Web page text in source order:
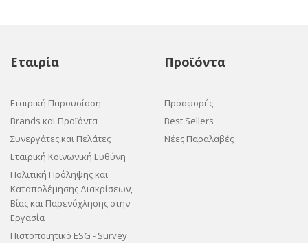
Εταιρία
Εταιρική Παρουσίαση
Brands και Προϊόντα
Συνεργάτες και Πελάτες
Εταιρική Κοινωνική Ευθύνη
Πολιτική Πρόληψης και
Καταπολέμησης Διακρίσεων,
Βίας και Παρενόχλησης στην
Εργασία
Πιστοποιητικό ESG - Survey
Προϊόντα
Προσφορές
Best Sellers
Νέες Παραλαβές